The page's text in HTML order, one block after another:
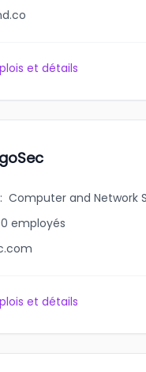
et détails
: Computer and Network
employés
et détails